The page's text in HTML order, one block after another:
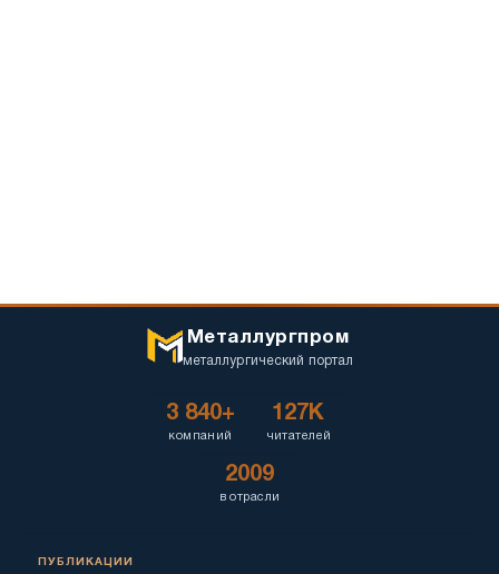
Металлургпром
металлургический портал
3 840+
компаний
127K
читателей
2009
в отрасли
ПУБЛИКАЦИИ